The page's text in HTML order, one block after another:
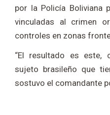
por la Policía Boliviana
vinculadas al crimen
controles en zonas
“El resultado es este,
sujeto brasileño que
sostuvo el comandante